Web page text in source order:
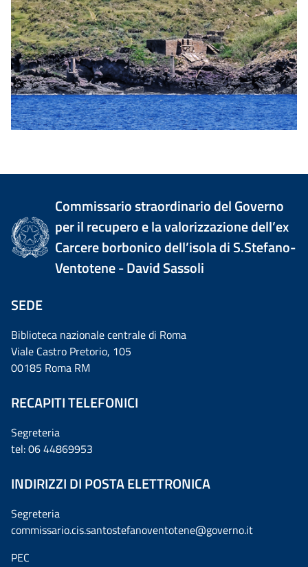
Commissario straordinario del Governo
per il recupero e la valorizzazione dell’ex
Carcere borbonico dell’isola di S.Stefano-
Ventotene - David Sassoli
SEDE
Biblioteca nazionale centrale di Roma
Viale Castro Pretorio, 105
00185 Roma RM
RECAPITI TELEFONICI
Segreteria
tel: 06 44869953
INDIRIZZI DI POSTA ELETTRONICA
Segreteria
commissario.cis.santostefanoventotene@governo.it
PEC